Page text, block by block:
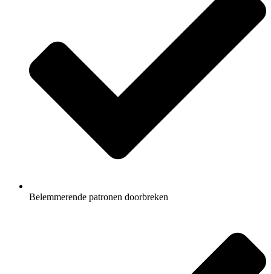
Belemmerende patronen doorbreken